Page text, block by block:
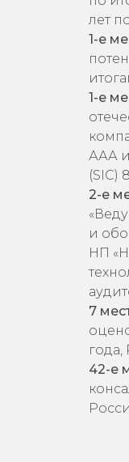
1-е
ААА
(SIC)
2-е
и
НП
года,
42-е